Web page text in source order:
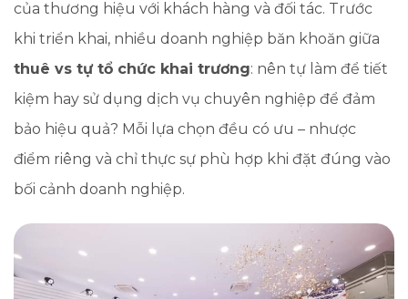
của thương hiệu với khách hàng và đối tác. Trước
khi triển khai, nhiều doanh nghiệp băn khoăn giữa
thuê vs tự tổ chức khai trương: nên tự làm để tiết
kiệm hay sử dụng dịch vụ chuyên nghiệp để đảm
bảo hiệu quả? Mỗi lựa chọn đều có ưu – nhược
điểm riêng và chỉ thực sự phù hợp khi đặt đúng vào
bối cảnh doanh nghiệp.